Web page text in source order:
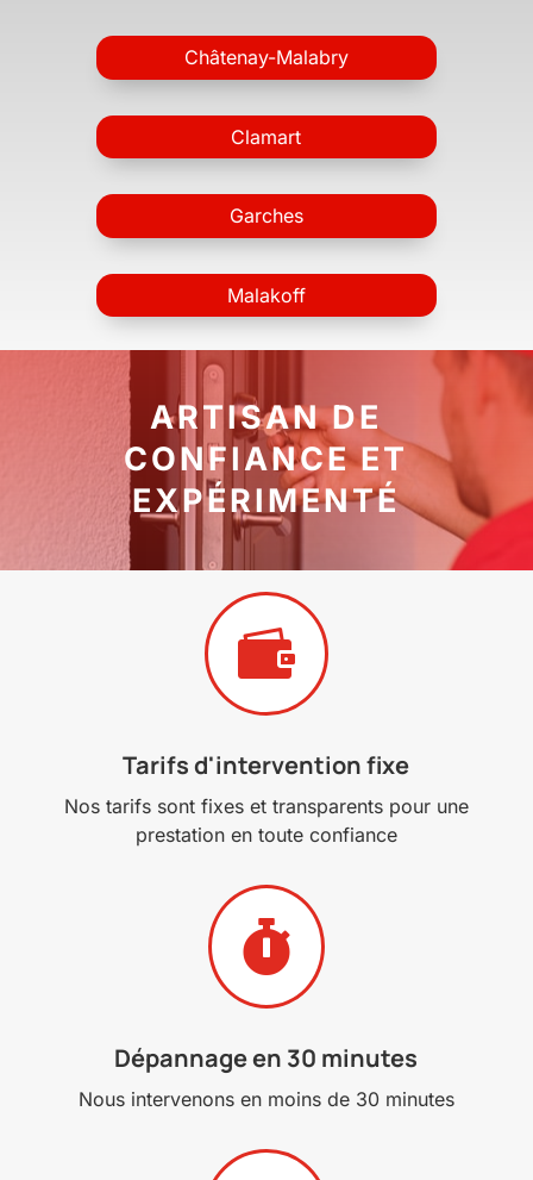
Châtenay-Malabry
Clamart
Garches
Malakoff
ARTISAN DE
CONFIANCE ET
EXPÉRIMENTÉ

Tarifs d'intervention fixe
Nos tarifs sont fixes et transparents pour une
prestation en toute confiance

Dépannage en 30 minutes
Nous intervenons en moins de 30 minutes